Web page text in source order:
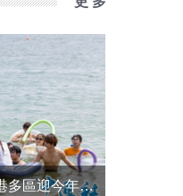
天文台錄最高氣溫34.7度 香港多區迎今年最熱一天